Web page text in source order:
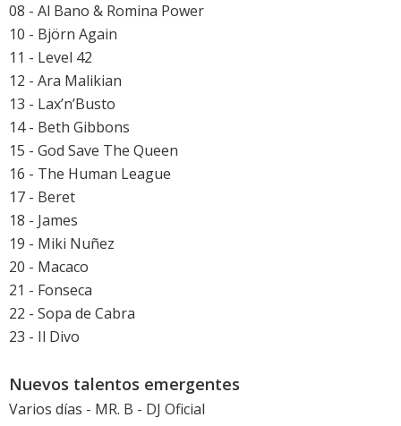
08 - Al Bano & Romina Power
10 - Björn Again
11 - Level 42
12 - Ara Malikian
13 - Lax’n’Busto
14 - Beth Gibbons
15 - God Save The Queen
16 - The Human League
17 - Beret
18 - James
19 - Miki Nuñez
20 - Macaco
21 - Fonseca
22 - Sopa de Cabra
23 - Il Divo
Nuevos talentos emergentes
Varios días - MR. B - DJ Oficial